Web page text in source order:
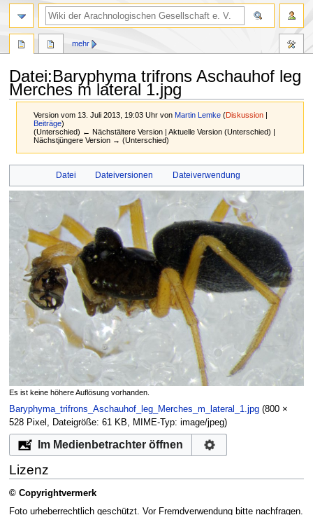
Datei:Baryphyma trifrons Aschauhof leg
Merches m lateral 1.jpg
Version vom 13. Juli 2013, 19:03 Uhr vonMartin Lemke (Diskussion |
Beiträge)
(Unterschied) ← Nächstältere Version | Aktuelle Version (Unterschied) |
Nächstjüngere Version → (Unterschied)
Navigation
springen
Suche
springen
Datei Dateiversionen Dateiverwendung
Es ist keine höhere Auflösung vorhanden.
Baryphyma_trifrons_Aschauhof_leg_Merches_m_lateral_1.jpg‎ (800 ×
528 Pixel, Dateigröße: 61 KB, MIME-Typ: image/jpeg)
Im Medienbetrachter öffnen
Lizenz
© Copyrightvermerk
Foto urheberrechtlich geschützt. Vor Fremdverwendung bitte nachfragen.
mehr